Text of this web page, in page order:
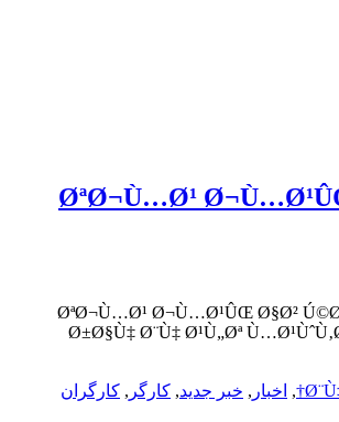
ØªØ¬Ù…Ø¹
ØªØ¬Ù…Ø¹ Ø¬Ù…Ø¹ÛŒ Ø§Ø²
Ø±Ø§Ù‡ Ø¨Ù‡ Ø¹Ù„Øª
, اخبار , خبر جدید, کارگر , کارگران